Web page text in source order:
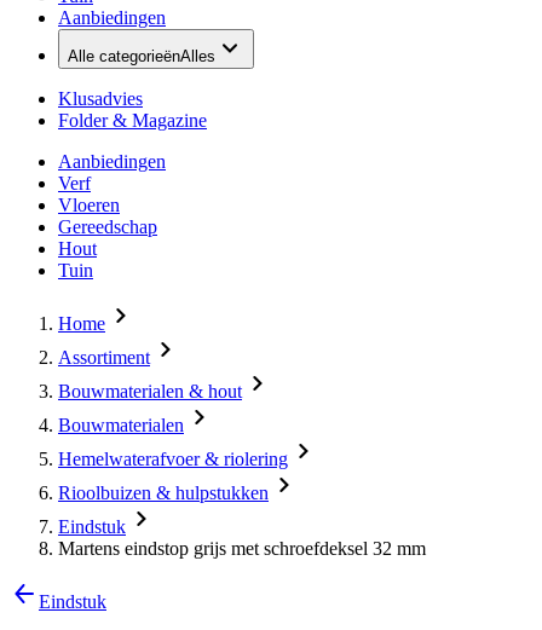
Aanbiedingen
Alle categorieënAlles
Klusadvies
Folder & Magazine
Aanbiedingen
Verf
Vloeren
Gereedschap
Hout
Tuin
Home
Assortiment
Bouwmaterialen & hout
Bouwmaterialen
Hemelwaterafvoer & riolering
Rioolbuizen & hulpstukken
Eindstuk
Martens eindstop grijs met schroefdeksel 32 mm
Eindstuk